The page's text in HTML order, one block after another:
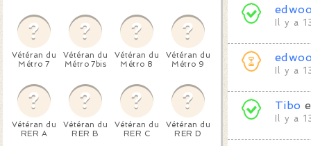
Vétéran du
Métro 7
Vétéran du
Métro 7bis
Vétéran du
Métro 8
Vétéran du
Métro 9
Vétéran du
RER A
Vétéran du
RER B
Vétéran du
RER C
Vétéran du
RER D
Il y a
Il y a
Tibo
Il y a